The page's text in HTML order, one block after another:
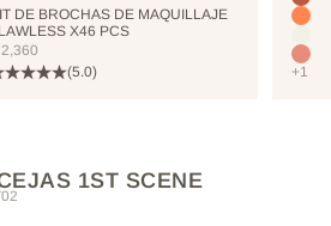
DE BROCHAS DE MAQUILLAJE
X46 PCS
DE OFERTA
(5.0)
+1
1ST SCENE